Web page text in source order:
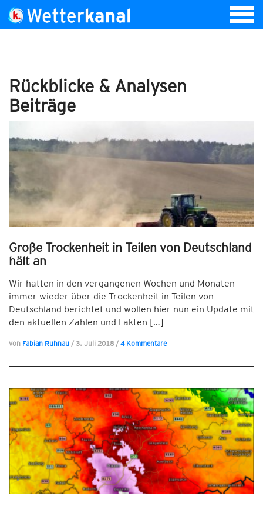
Rückblicke & Analysen
Beiträge
Große Trockenheit in Teilen von Deutschland
hält an
Wir hatten in den vergangenen Wochen und Monaten
immer wieder über die Trockenheit in Teilen von
Deutschland berichtet und wollen hier nun ein Update mit
den aktuellen Zahlen und Fakten […]
von Fabian Ruhnau / 3. Juli 2018 / 4 Kommentare